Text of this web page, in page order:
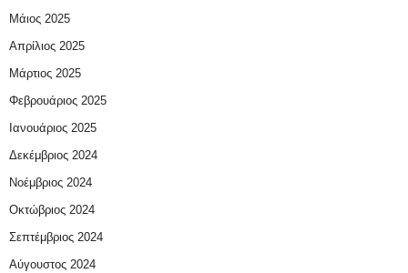
Μάιος 2025
Απρίλιος 2025
Μάρτιος 2025
Φεβρουάριος 2025
Ιανουάριος 2025
Δεκέμβριος 2024
Νοέμβριος 2024
Οκτώβριος 2024
Σεπτέμβριος 2024
Αύγουστος 2024